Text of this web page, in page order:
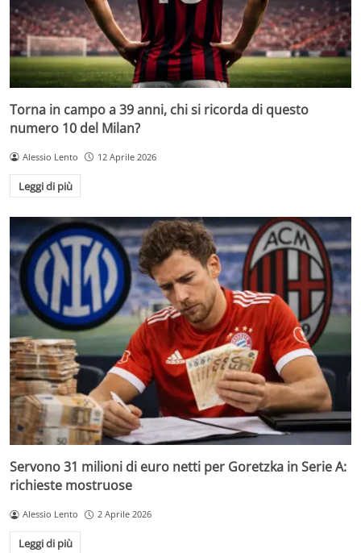
Torna in campo a 39 anni, chi si ricorda di questo
numero 10 del Milan?
Alessio Lento 12 Aprile 2026
Leggi di più
Servono 31 milioni di euro netti per Goretzka in Serie A:
richieste mostruose
Alessio Lento 2 Aprile 2026
Leggi di più